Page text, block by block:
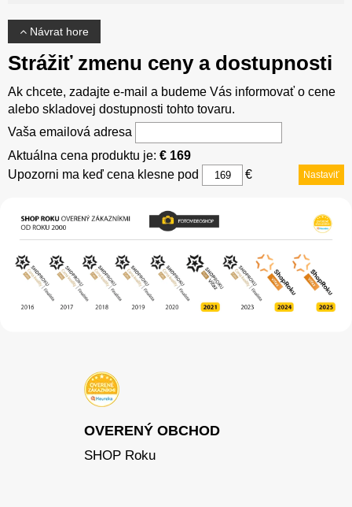
Návrat hore
Strážiť zmenu ceny a dostupnosti
Ak chcete, zadajte e-mail a budeme Vás informovať o cene
alebo skladovej dostupnosti tohto tovaru.
Vaša emailová adresa
Aktuálna cena produktu je: € 169
Upozorni ma keď cena klesne pod
€ Nastaviť
OVERENÝ OBCHOD
SHOP Roku